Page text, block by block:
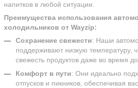
напитков в любой ситуации.
Преимущества использования
холодильников от Wayzip:
Сохранение свежести: Наши
поддерживают низкую температуру,
свежесть продуктов даже во время
Комфорт в пути: Они идеально
отпусков и пикников, обеспечивая